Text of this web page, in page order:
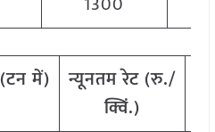
(टनमें) न्यूनतमरेट (रु./
क्विं.)